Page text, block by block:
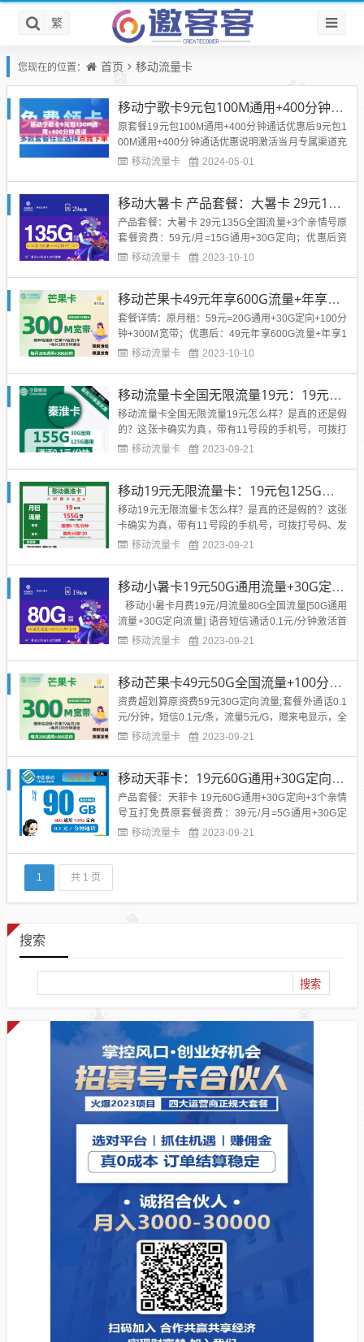
繁
您现在的位置： 首页 移动流量卡
移动宁歌卡9元包100M通用+400分钟通话
原套餐19元包100M通用+400分钟通话优惠后9元包1
00M通用+400分钟通话优惠说明激活当月专属渠道充
值50享受以下优惠：1、专属充值50赠50,50本金立即
0M通用+400分钟通话注：不超...
移动流量卡 2024-05-01
移动大暑卡 产品套餐：大暑卡 29元135G全国流量+3个亲情号
产品套餐：大暑卡 29元135G全国流量+3个亲情号原
套餐资费：59元/月=15G通用+30G定向；优惠后资
费：29元/月=105G通用+30G定向；套外：语音0.1
加首冲50元送120元，才可...
移动流量卡 2023-10-10
移动芒果卡49元年享600G流量+年享1200分钟通话+300M宽带+1年双视频会员
套餐详情：原月租：59元=20G通用+30G定向+100分
钟+300M宽带；优惠后：49元年享600G流量+年享1
200分钟通话+300M宽带+1年双视频会员；套外流量
后快递员处充值50元，才能享...
移动流量卡 2023-10-10
移动流量卡全国无限流量19元：19元包125G通用+30G定向流量
移动流量卡全国无限流量19元怎么样？是真的还是假
的？这张卡确实为真，带有11号段的手机号，可拨打
号码、发送短信，支持登录官方APP，属于官方正规
19元包125G通用+30G定向流量，套餐资费真实可
靠！下...
移动流量卡 2023-09-21
移动19元无限流量卡：19元包125G通用+30G定向流量
移动19元无限流量卡怎么样？是真的还是假的？这张
卡确实为真，带有11号段的手机号，可拨打号码、发
送短信，支持登录官方APP，属于官方正规卡！支持
30G定向流量，套餐资费真实可靠！下面就由优卡多
多给...
移动流量卡 2023-09-21
移动小暑卡19元50G通用流量+30G定向流量（80G高速流量）
移动小暑卡月费19元/月流量80G全国流量[50G通用
流量+30G定向流量] 语音短信通话0.1元/分钟激活首
充京东激活充50赠送120元活动 [温馨提示:运营商要
移动流量卡 2023-09-21
移动芒果卡49元50G全国流量+100分钟通话+300M宽带+1年芒果TV会员(可选号,收货地即为归属地,16-60周岁)
资费超划算原资费59元30G定向流量;套餐外通话0.1
元/分钟，短信0.1元/条，流量5元/G，赠来电显示，全
国接听免费，全国无漫游;按要求首充50元后，首月免
0M宽带资费优惠详情激活...
移动流量卡 2023-09-21
移动天菲卡：19元60G通用+30G定向+3个亲情号互打免费
产品套餐：天菲卡 19元60G通用+30G定向+3个亲情
号互打免费原套餐资费：39元/月=5G通用+30G定
向；优惠后资费：19元/月=60G通用+30G定向；套
移动流量卡 2023-09-21
1 共 1 页
搜索